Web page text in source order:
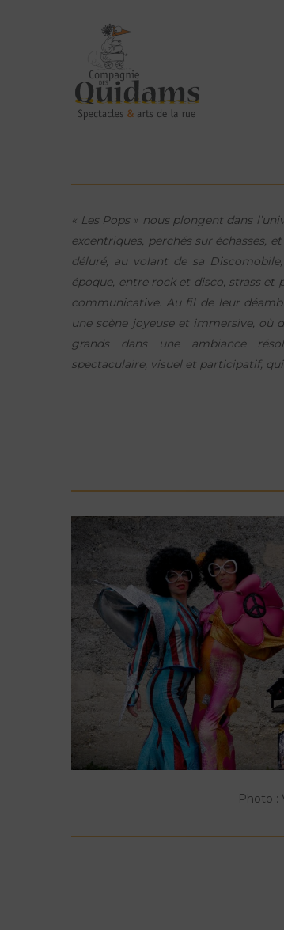
« Les Pops » nous plongent dans
excentriques, perchés sur échasses,
déluré, au volant de sa
époque, entre rock et disco, strass
communicative. Au fil de leur
une scène joyeuse et immersive, où
grands dans une ambiance
spectaculaire, visuel et participatif,
Photo :